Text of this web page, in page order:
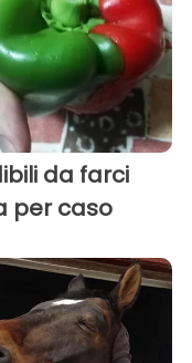
da farci
per caso